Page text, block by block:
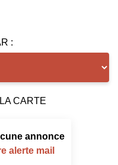
:
CARTE
annonce
alerte mail